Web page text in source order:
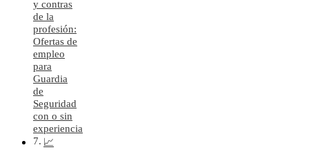
y contras
de la
profesión:
Ofertas de
empleo
para
Guardia
de
Seguridad
con o sin
experiencia
📈